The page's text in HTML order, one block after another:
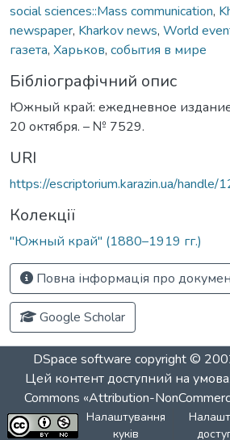
social sciences::Mass communication,
newspaper, Kharkov news, World
газета, Харьков, события в мире
Бібліографічний опис
Южный край: ежедневное
20 октября. – № 7529.
URI
https://escriptorium.karazin.ua/
Колекції
"Южный край" (1880–1919 гг.)
Повна інформація про
Google Scholar
DSpace software copyright ©
Цей контент доступний на
Commons «Attribution-
Налаштування
куків